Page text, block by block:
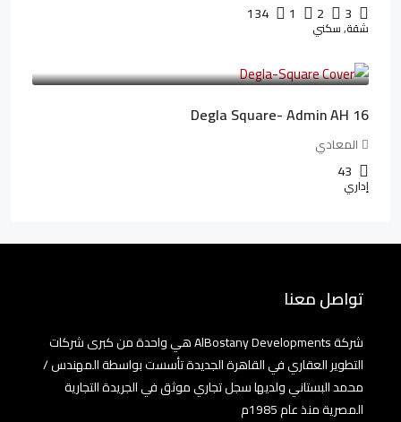
3
2
1
134
شقة, سكني
Degla Square- Admin AH 16
المعادي
43
إداري
تواصل معنا
شركة AlBostany Developments هي واحدة من كبرى شركات
التطوير العقاري في القاهرة الجديدة تأسست بواسطة المهندس /
محمد البستاني ولديها سجل تجاري موثق في الجريدة التجارية
المصرية منذ عام 1985م